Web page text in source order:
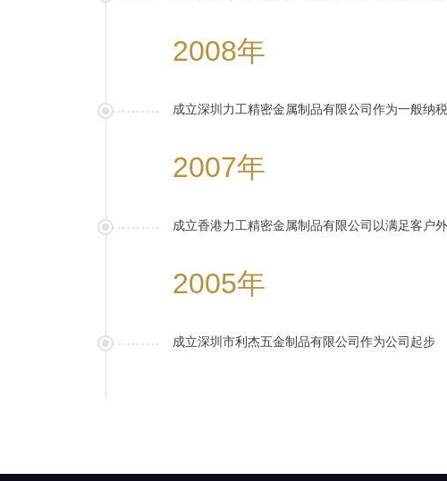
2008年
成立深圳力工精密金属制品有限公司作为一般纳
2007年
成立香港力工精密金属制品有限公司以满足客户
2005年
成立深圳市利杰五金制品有限公司作为公司起步